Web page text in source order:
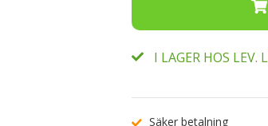
I LAGER HOS LEV.
Säker betalning